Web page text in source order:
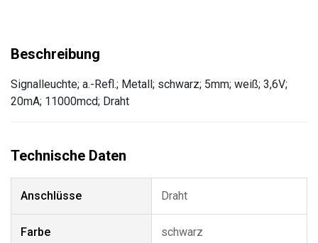
Signalleuchte; a.-Refl.; Metall; schwarz; 5mm; weiß; 3,6V;
20mA; 11000mcd; Draht
Anschlüsse Draht
Farbe schwarz